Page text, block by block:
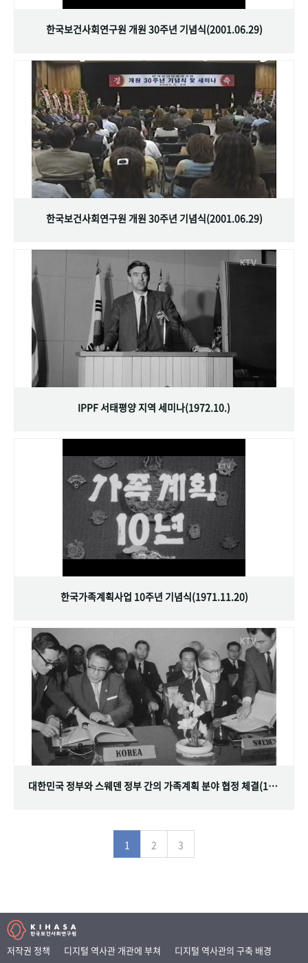
한국보건사회연구원 개원 30주년 기념식(2001.06.29)
한국보건사회연구원 개원 30주년 기념식(2001.06.29)
IPPF 서태평양 지역 세미나(1972.10.)
한국가족계획사업 10주년 기념식(1971.11.20)
대한민국 정부와 스웨덴 정부 간의 가족계획 분야 협정 체결(1968.07.12)
1 2 3
저작권 정책 디지털 역사관 개관에 부쳐
디지털 역사관의 구축 배경